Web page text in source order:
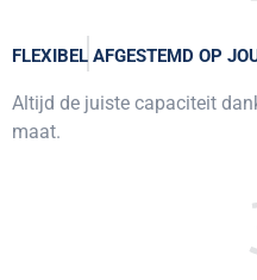
FLEXIBEL AFGESTEMD OP
Altijd de juiste capaciteit
maat.